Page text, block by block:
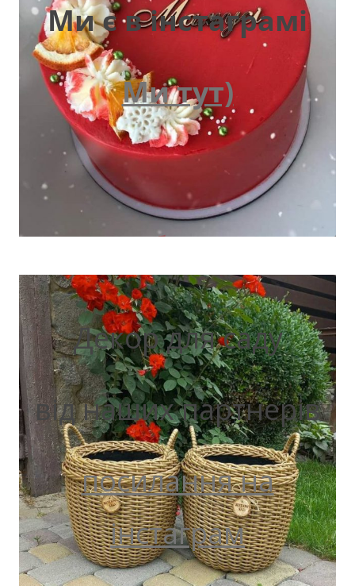
Ми є в інстаграмі
Ми тут)
Декор для саду
від наших партнерів
посилання на
інстаграм